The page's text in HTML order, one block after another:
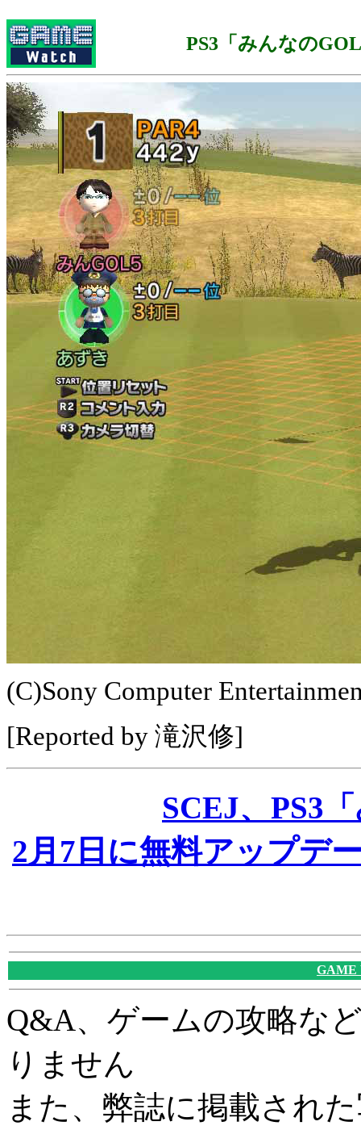
PS3「みんなの
(C)Sony Computer
[Reported by 滝沢修]
SCEJ、PS3
2月7日に無料アップデ
GAME
Q&A、ゲームの攻略な
りません
また、弊誌に掲載され